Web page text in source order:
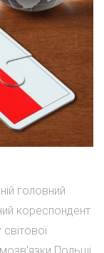
головний
кореспондент